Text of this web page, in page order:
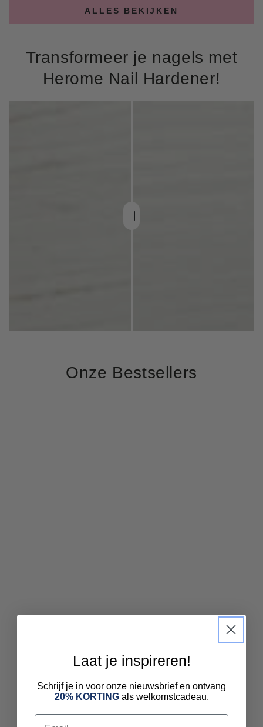
ALLES BEKIJKEN
Transformeer je nagels met
Herome Nail Hardener!
Onze Bestsellers
Laat je inspireren!
Schrijf je in voor onze nieuwsbrief en ontvang
20% KORTINGals welkomstcadeau.
Email